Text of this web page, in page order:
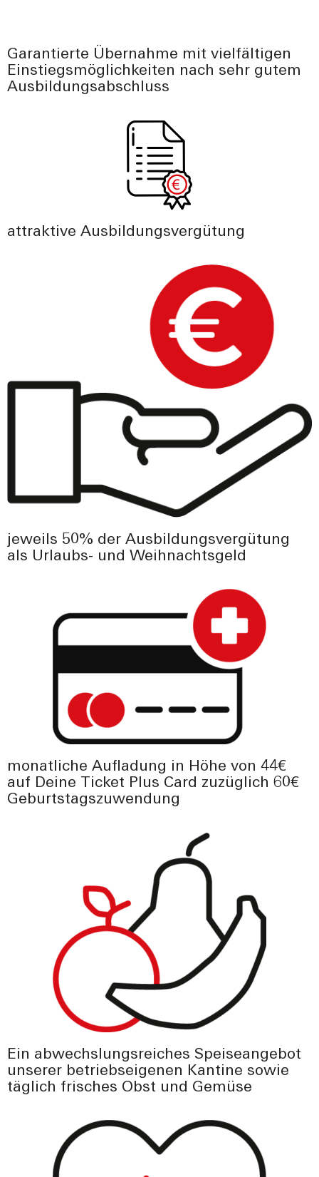
Garantierte Übernahme mit vielfältigen
Einstiegsmöglichkeiten nach sehr gutem
Ausbildungsabschluss
attraktive Ausbildungsvergütung
jeweils 50% der Ausbildungsvergütung
als Urlaubs- und Weihnachtsgeld
monatliche Aufladung in Höhe von 44€
auf Deine Ticket Plus Card zuzüglich 60€
Geburtstagszuwendung
Ein abwechslungsreiches Speiseangebot
unserer betriebseigenen Kantine sowie
täglich frisches Obst und Gemüse